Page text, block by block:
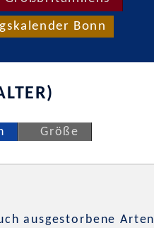
Bonn
Größe
ausgestorbene Arten